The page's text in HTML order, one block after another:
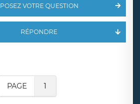
POSEZ VOTRE QUESTION
RÉPONDRE
PAGE 1